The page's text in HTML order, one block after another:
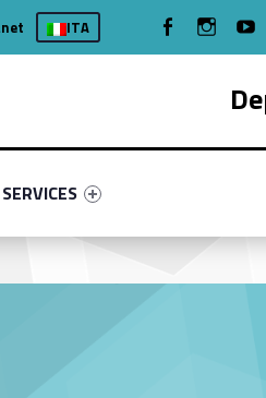
primary-25921-11
identifier #link-menu-primary-
SERVICES
ITA WebMan on Facebook
WebMan